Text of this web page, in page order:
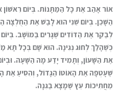
אוֹר אָהַב אֶת כָּל הַמַּתָּנוֹת. בְּיוֹם
הַשָּׁכֵן. בְּיוֹם שֵׁנִי הוּא לָבַשׁ אֶת
לְבַקֵּר אֶת הַדּוֹדִים שֶׁגָּרִים בַּמּוֹשָׁב.
כְּשֶׁהָלַךְ לְחוּג נְגִינָה. הוּא שָׁם בְּכָל תָּא
אֶת הַשָּׁעוֹן, וְתָמִיד יָדַע מָה הַשָּׁעָה.
שֶׁעָטְפָה אֶת הָאוֹטוֹ הַגָּדוֹל, וְהִסִּיעַ אֶת
מֵחֲתִיכוֹת עֵץ שֶׁמָּצָא בַּגִּנֶָּה.